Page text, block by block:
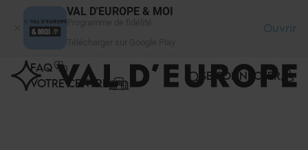
VAL D'EUROPE & MOI
Ouvrir
FAQ
VOTRE CENTRE
SE CONNECTER
Panneau de gestion des cookies